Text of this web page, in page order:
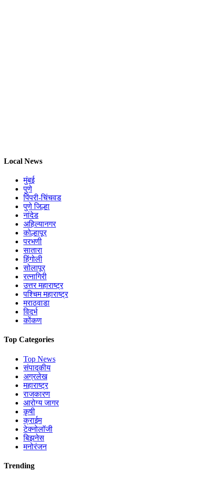
Local News
मुंबई
पुणे
पिंपरी-चिंचवड
पुणे जिल्हा
नांदेड
अहिल्यानगर
कोल्हापूर
परभणी
सातारा
हिंगोली
सोलापूर
रत्नागिरी
उत्तर महाराष्ट्र
पश्चिम महाराष्ट्र
मराठवाडा
विदर्भ
कोंकण
Top Categories
Top News
संपादकीय
अग्रलेख
महाराष्ट्र
राजकारण
आरोग्य जागर
कृषी
क्राईम
टेक्नोलॉजी
बिझनेस
मनोरंजन
Trending